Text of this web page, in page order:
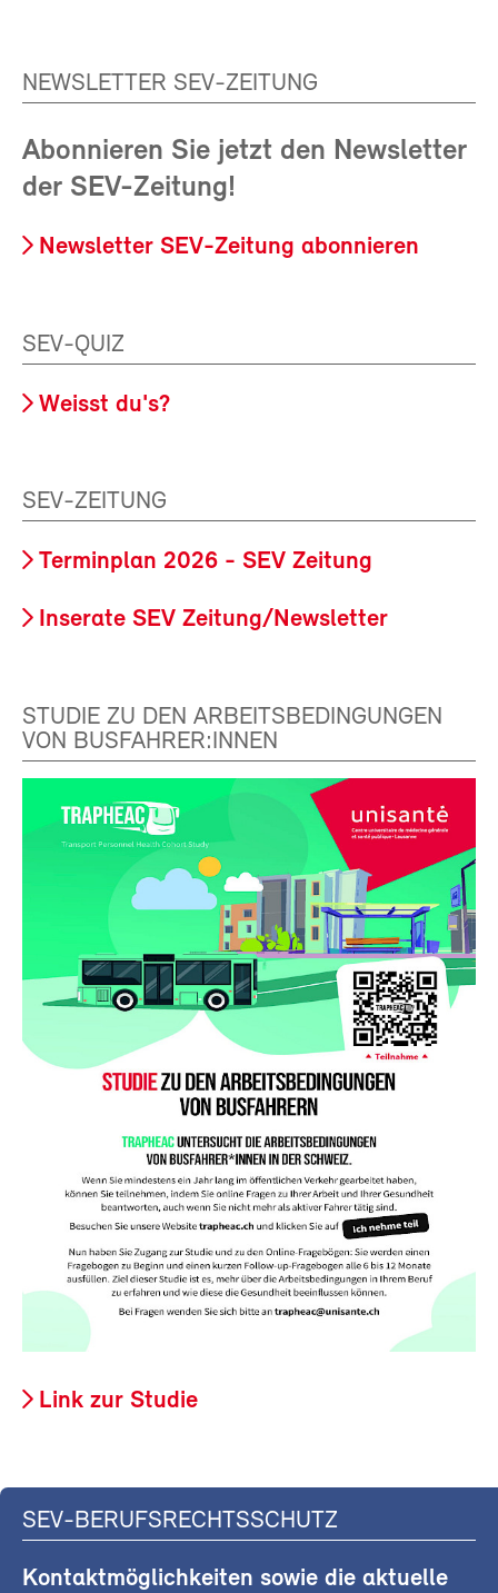
NEWSLETTER SEV-ZEITUNG
Abonnieren Sie jetzt den Newsletter
der SEV-Zeitung!
Newsletter SEV-Zeitung abonnieren
SEV-QUIZ
Weisst du's?
SEV-ZEITUNG
Terminplan 2026 - SEV Zeitung
Inserate SEV Zeitung/Newsletter
STUDIE ZU DEN ARBEITSBEDINGUNGEN
VON BUSFAHRER:INNEN
Link zur Studie
SEV-BERUFSRECHTSSCHUTZ
Kontaktmöglichkeiten sowie die aktuelle